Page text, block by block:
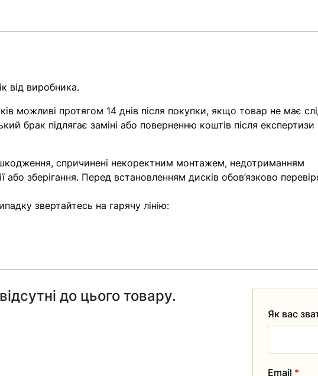
від виробника.
можливі протягом 14 днів після покупки, якщо товар не має
брак підлягає заміні або поверненню коштів після експертизи
спричинені некоректним монтажем, недотриманням
зберігання. Перед встановленням дисків обов’язково
звертайтесь на гарячу лінію:
до цього товару.
Як вас
Email *